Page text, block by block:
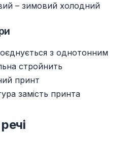
– зимовий холодний
з однотонним
стройнить
принт
замість принта